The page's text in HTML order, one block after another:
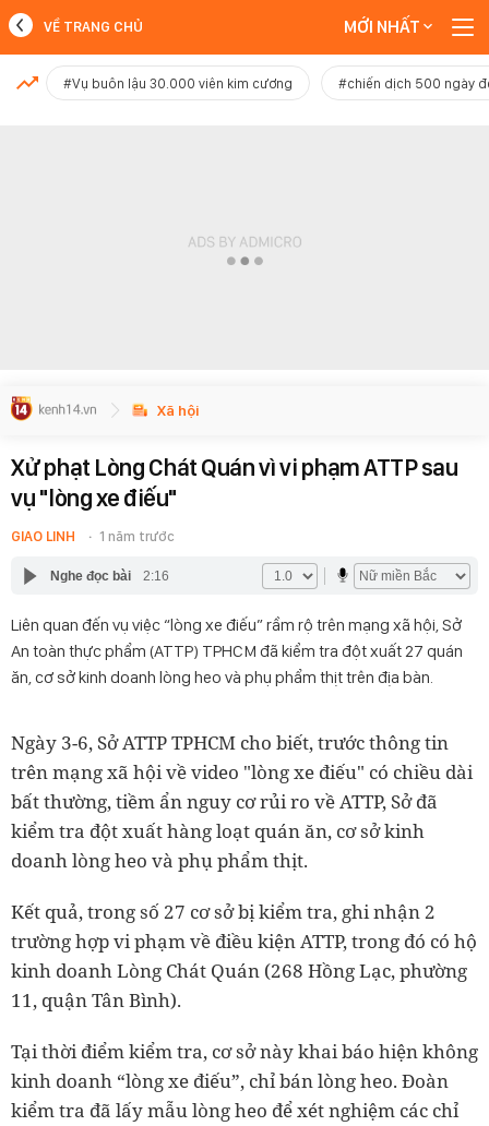
MỚI NHẤT
VỀ TRANG CHỦ MỚI NHẤT
#Vụ buôn lậu 30.000 viên kim cương #chiến dịch 500 ngày
Xã hội
Xử phạt Lòng Chát Quán vì vi phạm ATTP sau
vụ "lòng xe điếu"
GIAO LINH 1 năm trước
Nghe đọc bài 2:16
Liên quan đến vụ việc “lòng xe điếu” rầm rộ trên mạng xã hội, Sở
An toàn thực phẩm (ATTP) TPHCM đã kiểm tra đột xuất 27 quán
ăn, cơ sở kinh doanh lòng heo và phụ phẩm thịt trên địa bàn.
Ngày 3-6, Sở ATTP TPHCM cho biết, trước thông tin
trên mạng xã hội về video "lòng xe điếu" có chiều dài
bất thường, tiềm ẩn nguy cơ rủi ro về ATTP, Sở đã
kiểm tra đột xuất hàng loạt quán ăn, cơ sở kinh
doanh lòng heo và phụ phẩm thịt.
Kết quả, trong số 27 cơ sở bị kiểm tra, ghi nhận 2
trường hợp vi phạm về điều kiện ATTP, trong đó có hộ
kinh doanh Lòng Chát Quán (268 Hồng Lạc, phường
11, quận Tân Bình).
Tại thời điểm kiểm tra, cơ sở này khai báo hiện không
kinh doanh “lòng xe điếu”, chỉ bán lòng heo. Đoàn
kiểm tra đã lấy mẫu lòng heo để xét nghiệm các chỉ